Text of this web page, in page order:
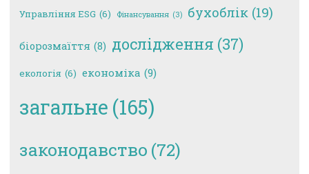
Управління ESG (6) Фінансування (3) бухоблік (19)
біорозмаїття (8) дослідження (37)
екологія (6) економіка (9)
загальне (165)
законодавство (72)